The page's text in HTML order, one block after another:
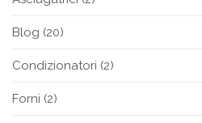
Blog (20)
Condizionatori (2)
Forni (2)